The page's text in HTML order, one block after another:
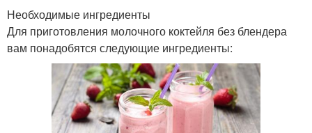
Необходимые ингредиенты
Для приготовления молочного коктейля без блендера
вам понадобятся следующие ингредиенты: